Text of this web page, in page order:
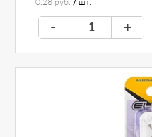
0.28 руб. / шт.
- +